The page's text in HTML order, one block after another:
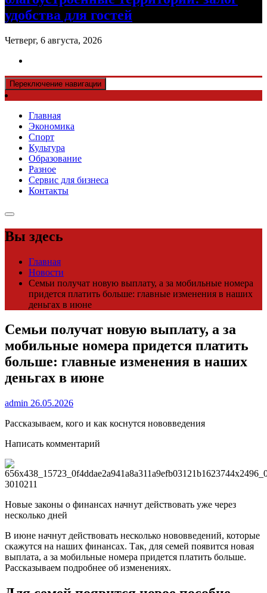
удобства для гостей
Четверг, 6 августа, 2026
Переключение навигации
Главная
Экономика
Спорт
Культура
Образование
Разное
Сервис для бизнеса
Контакты
Вы здесь
Главная
Новости
Семьи получат новую выплату, а за мобильные номера
придется платить больше: главные изменения в наших
деньгах в июне
Семьи получат новую выплату, а за
мобильные номера придется платить
больше: главные изменения в наших
деньгах в июне
admin 26.05.2026
Рассказываем, кого и как коснутся нововведения
Написать комментарий
Новые законы о финансах начнут действовать уже через
несколько дней
В июне начнут действовать несколько нововведений, которые
скажутся на наших финансах. Так, для семей появится новая
выплата, а за мобильные номера придется платить больше.
Рассказываем подробнее об изменениях.